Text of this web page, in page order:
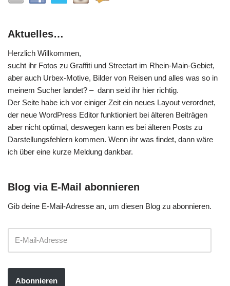
Aktuelles…
Herzlich Willkommen,
sucht ihr Fotos zu Graffiti und Streetart im Rhein-Main-Gebiet,
aber auch Urbex-Motive, Bilder von Reisen und alles was so in
meinem Sucher landet? – dann seid ihr hier richtig.
Der Seite habe ich vor einiger Zeit ein neues Layout verordnet,
der neue WordPress Editor funktioniert bei älteren Beiträgen
aber nicht optimal, deswegen kann es bei älteren Posts zu
Darstellungsfehlern kommen. Wenn ihr was findet, dann wäre
ich über eine kurze Meldung dankbar.
Blog via E-Mail abonnieren
Gib deine E-Mail-Adresse an, um diesen Blog zu abonnieren.
Abonnieren